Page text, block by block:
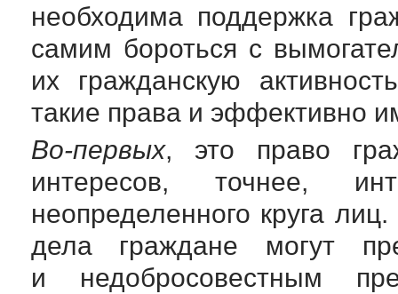
необходима поддержка
самим бороться с
их гражданскую
такие права и эффективно
Во-первых, это право
интересов, точнее,
неопределенного круга
дела граждане могут
и недобросовестным